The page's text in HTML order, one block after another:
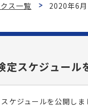
ス一覧 2020年6
スケジュール
ケジュールを公開しま